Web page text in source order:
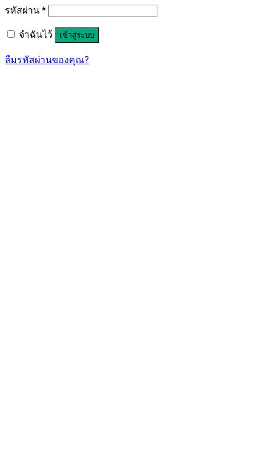
รหัสผ่าน *
จำฉันไว้ เข้าสู่ระบบ
ลืมรหัสผ่านของคุณ?